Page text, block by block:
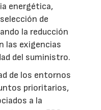
energética,
de
la reducción
las exigencias
del suministro.
de los entornos
prioritarios,
a la